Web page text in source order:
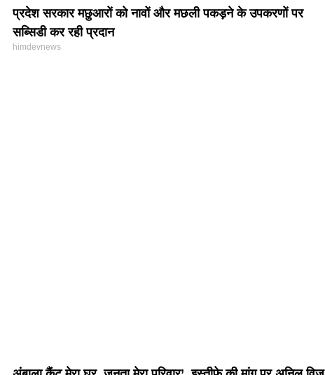
प्रदेश सरकार मछुआरों को नावों और मछली पकड़ने के उपकरणों पर
सब्सिडी कर रही प्रदान
himdevnews